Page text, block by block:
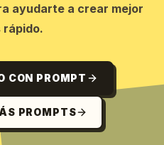
ayudarte a crear mejor
rápido.
CON PROMPT
PROMPTS